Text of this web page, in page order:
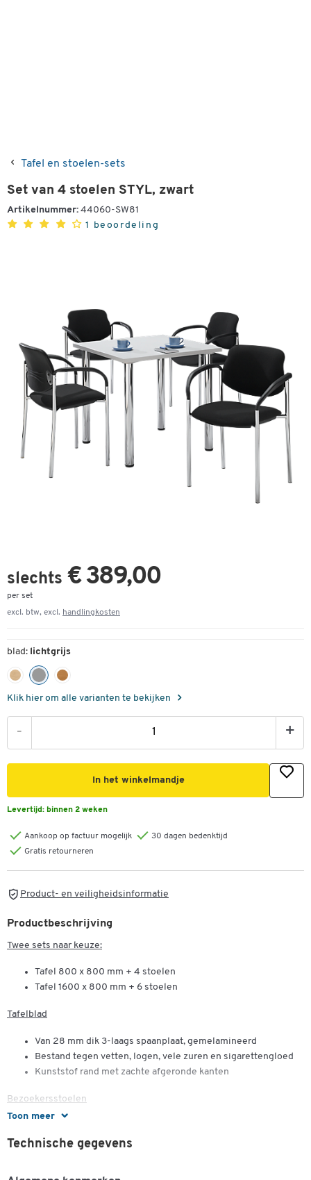
Tafel en stoelen-sets
Set van 4 stoelen STYL, zwart
Artikelnummer: 44060-SW81
1 beoordeling
slechts € 389,00
per set
excl. btw, excl. handlingkosten
blad: lichtgrijs
Klik hier om alle varianten te bekijken
- +
In het winkelmandje
Levertijd: binnen 2 weken
Aankoop op factuur mogelijk
30 dagen bedenktijd
Gratis retourneren
Product- en veiligheidsinformatie
Toon meer
Productbeschrijving
Twee sets naar keuze:
Tafel 800 x 800 mm + 4 stoelen
Tafel 1600 x 800 mm + 6 stoelen
Tafelblad
Van 28 mm dik 3-laags spaanplaat, gemelamineerd
Bestand tegen vetten, logen, vele zuren en sigarettengloed
Kunststof rand met zachte afgeronde kanten
Bezoekersstoelen
Beklede zitting- en rugleuning
Technische gegevens